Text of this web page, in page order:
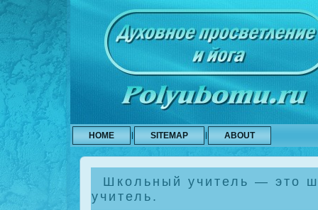
HOME SITEMAP ABOUT
Школьный учитель — это
учитель.